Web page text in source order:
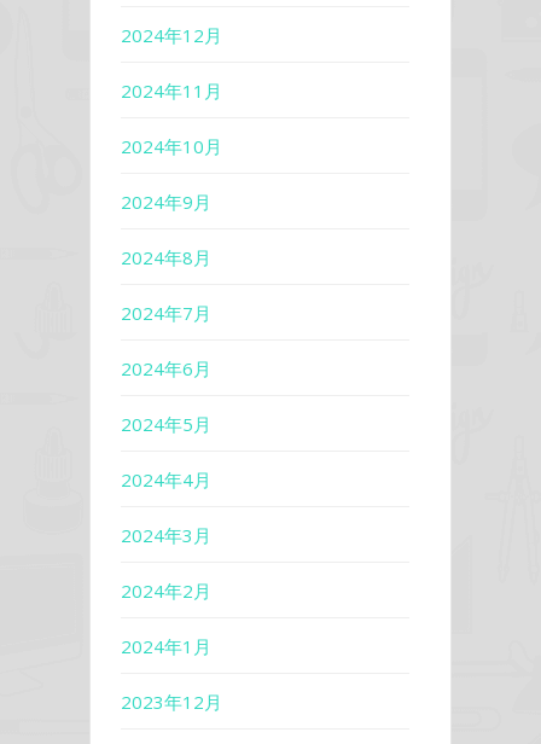
2024年12月
2024年11月
2024年10月
2024年9月
2024年8月
2024年7月
2024年6月
2024年5月
2024年4月
2024年3月
2024年2月
2024年1月
2023年12月